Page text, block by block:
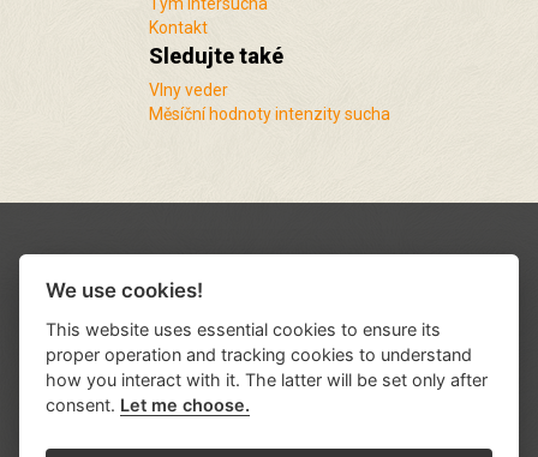
Kontakt
Sledujte také
Vlny veder
Měsíční hodnoty intenzity sucha
We use cookies!
This website uses essential cookies to ensure its
proper operation and tracking cookies to understand
how you interact with it. The latter will be set only after
consent. Let me choose.